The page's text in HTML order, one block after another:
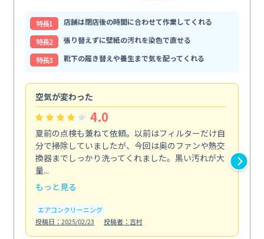
特⻑1
店舗は閉店後の時間に合わせて作業してくれる
特⻑2
張り替えずに壁紙の汚れを染色で直せる
特⻑3
靴下の履き替えや養生まで気を配ってくれる
空気が変わった
4.0
夏前の点検も兼ねて依頼。以前はフィルターだけ自
分で掃除していましたが、今回は奥のファンや熱交
換器までしっかり洗ってくれました。黒い汚れが大
量...
もっと見る
エアコンクリーニング
投稿日：2025/02/23
投稿者：吉村